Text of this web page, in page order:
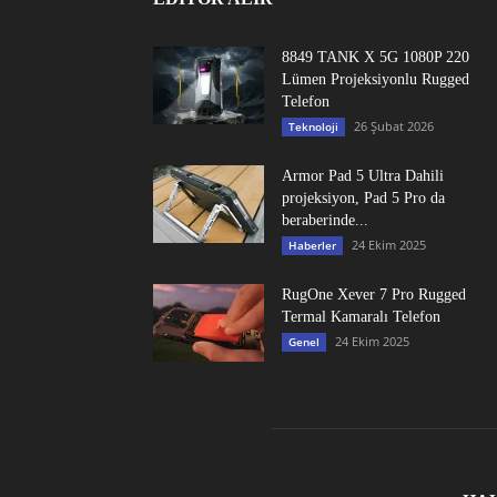
8849 TANK X 5G 1080P 220
Lümen Projeksiyonlu Rugged
Telefon
Teknoloji 26 Şubat 2026
Armor Pad 5 Ultra Dahili
projeksiyon, Pad 5 Pro da
beraberinde...
Haberler 24 Ekim 2025
RugOne Xever 7 Pro Rugged
Termal Kamaralı Telefon
Genel 24 Ekim 2025